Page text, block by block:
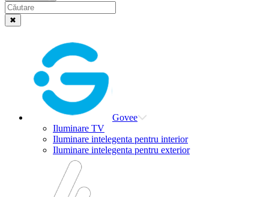
✖
Govee
Iluminare TV
Iluminare intelegenta pentru interior
Iluminare intelegenta pentru exterior